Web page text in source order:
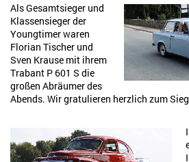
Als Gesamtsieger und
Klassensieger der
Youngtimer waren
Florian Tischer und
Sven Krause mit ihrem
Trabant P 601 S die
großen Abräumer des
Abends. Wir gratulieren herzlich zum